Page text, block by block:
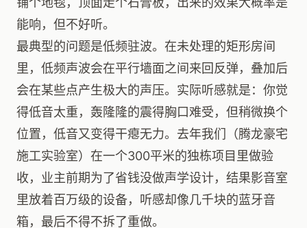
能响，但不好听。
最典型的问题是低频驻波。在未处理的矩形房间
里，低频声波会在平行墙面之间来回反弹，叠加后
会在某些点产生极大的声压。实际听感就是：你觉
得低音太重，轰隆隆的震得胸口难受，但稍微换个
位置，低音又变得干瘪无力。去年我们（腾龙豪宅
施工实验室）在一个300平米的独栋项目里做验
收，业主前期为了省钱没做声学设计，结果影音室
里放着百万级的设备，听感却像几千块的蓝牙音
箱，最后不得不拆了重做。